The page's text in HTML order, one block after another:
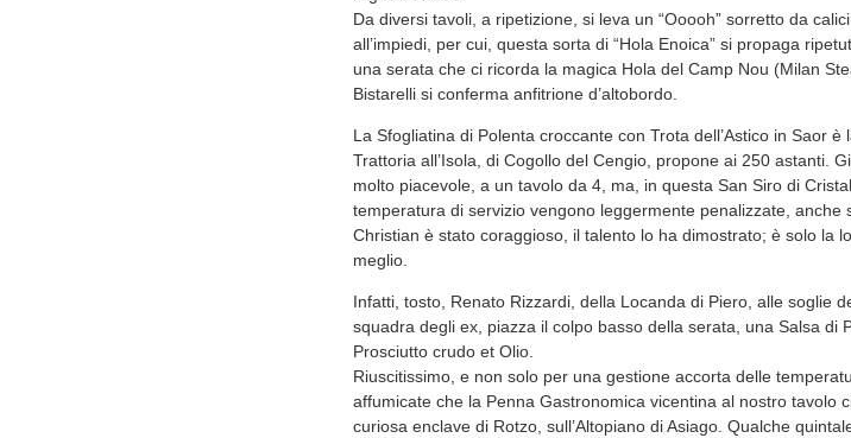
Da diversi tavoli, a ripetizione, si leva un “Ooooh” sorretto da
all’impiedi, per cui, questa sorta di “Hola Enoica” si propaga
una serata che ci ricorda la magica Hola del Camp Nou (Milan
Bistarelli si conferma anfitrione d’altobordo.
La Sfogliatina di Polenta croccante con Trota dell’Astico in Saor
Trattoria all’Isola, di Cogollo del Cengio, propone ai 250 astanti.
molto piacevole, a un tavolo da 4, ma, in questa San Siro di
temperatura di servizio vengono leggermente penalizzate, anche
Christian è stato coraggioso, il talento lo ha dimostrato; è solo la
meglio.
Infatti, tosto, Renato Rizzardi, della Locanda di Piero, alle soglie
squadra degli ex, piazza il colpo basso della serata, una Salsa di
Prosciutto crudo et Olio.
Riuscitissimo, e non solo per una gestione accorta delle
affumicate che la Penna Gastronomica vicentina al nostro tavolo
curiosa enclave di Rotzo, sull’Altopiano di Asiago. Qualche